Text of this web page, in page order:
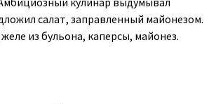
салат, заправленный майонезом.
из бульона, каперсы, майонез.